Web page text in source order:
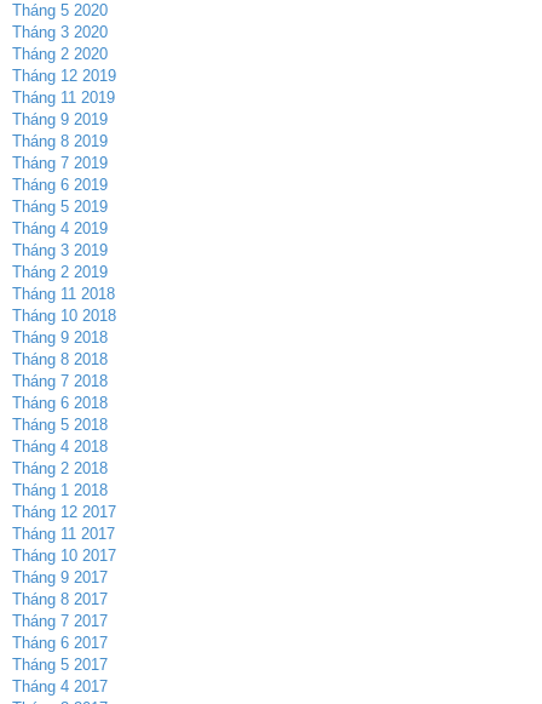
Tháng 5 2020
Tháng 3 2020
Tháng 2 2020
Tháng 12 2019
Tháng 11 2019
Tháng 9 2019
Tháng 8 2019
Tháng 7 2019
Tháng 6 2019
Tháng 5 2019
Tháng 4 2019
Tháng 3 2019
Tháng 2 2019
Tháng 11 2018
Tháng 10 2018
Tháng 9 2018
Tháng 8 2018
Tháng 7 2018
Tháng 6 2018
Tháng 5 2018
Tháng 4 2018
Tháng 2 2018
Tháng 1 2018
Tháng 12 2017
Tháng 11 2017
Tháng 10 2017
Tháng 9 2017
Tháng 8 2017
Tháng 7 2017
Tháng 6 2017
Tháng 5 2017
Tháng 4 2017